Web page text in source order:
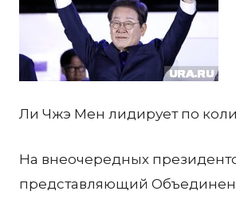
Ли Чжэ Мен лидирует по
На внеочередных
представляющий